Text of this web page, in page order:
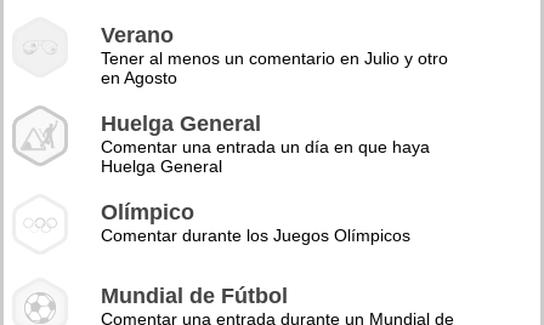
Verano
Tener al menos un comentario en Julio y otro
en Agosto
Huelga General
Comentar una entrada un día en que haya
Huelga General
Olímpico
Comentar durante los Juegos Olímpicos
Mundial de Fútbol
Comentar una entrada durante un Mundial de